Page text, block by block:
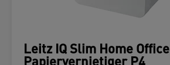
Leitz IQ Slim Home Office